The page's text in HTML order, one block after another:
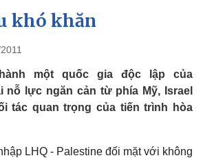
Xã hội
Giáo dục
Dấu ấn VOV
Việc làm
Biển đảo
khó khăn
một quốc gia độc lập của
nỗ lực ngăn cản từ phía Mỹ, Israel
tác quan trọng của tiến trình hòa
LHQ - Palestine đối mặt với không